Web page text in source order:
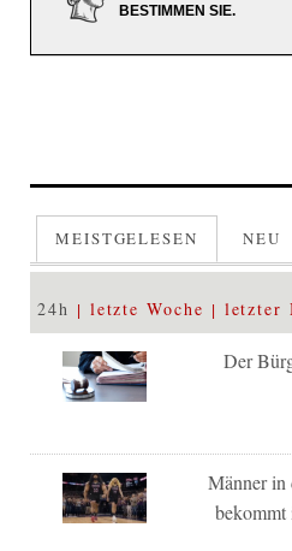
BESTIMMEN SIE.
MEISTGELESEN NEU
24h letzte Woche letzter
Der
Männer in
bekommt